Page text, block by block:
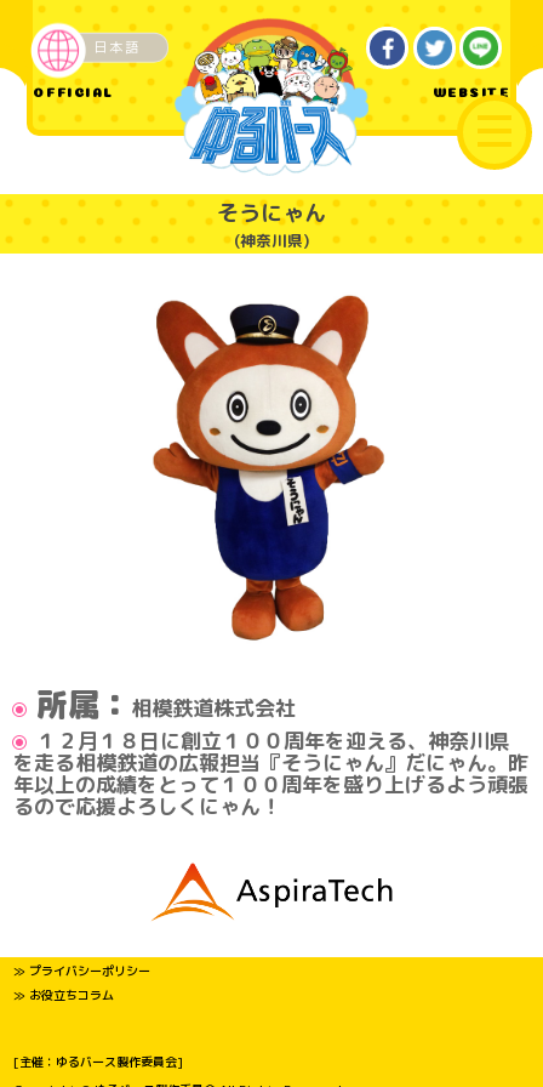
OFFICIAL WEBSITE
日本語
企業・その他
そうにゃん
(神奈川県)
所属： 相模鉄道株式会社
１２月１８日に創立１００周年を迎える、神奈川県
を走る相模鉄道の広報担当『そうにゃん』だにゃん。昨
年以上の成績をとって１００周年を盛り上げるよう頑張
るので応援よろしくにゃん！
≫ プライバシーポリシー
≫ お役立ちコラム
[主催：ゆるバース製作委員会]